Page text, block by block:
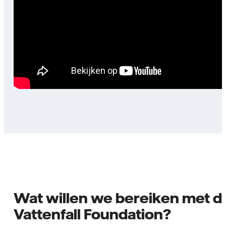
Wat willen we bereiken met
Vattenfall Foundation?